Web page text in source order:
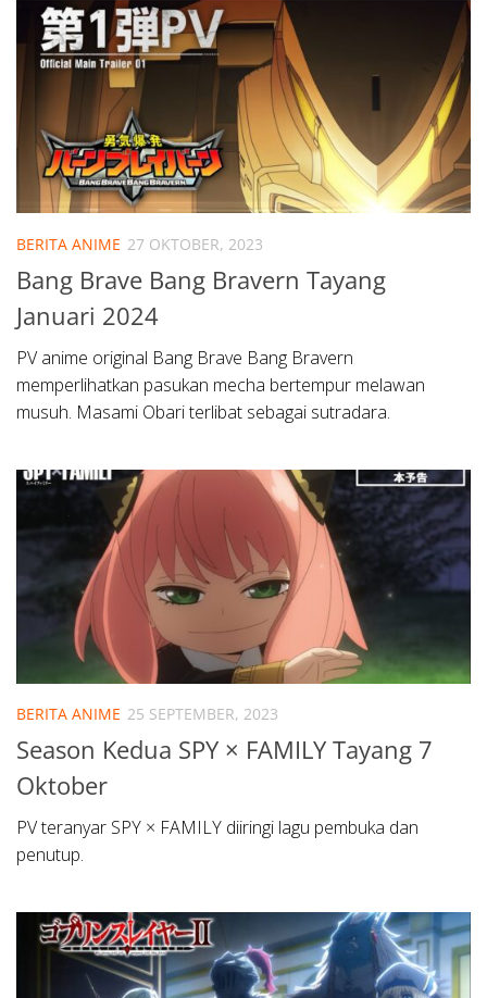
BERITA ANIME 27 OKTOBER, 2023
Bang Brave Bang Bravern Tayang
Januari 2024
PV anime original Bang Brave Bang Bravern
memperlihatkan pasukan mecha bertempur melawan
musuh. Masami Obari terlibat sebagai sutradara.
BERITA ANIME 25 SEPTEMBER, 2023
Season Kedua SPY × FAMILY Tayang 7
Oktober
PV teranyar SPY × FAMILY diiringi lagu pembuka dan
penutup.